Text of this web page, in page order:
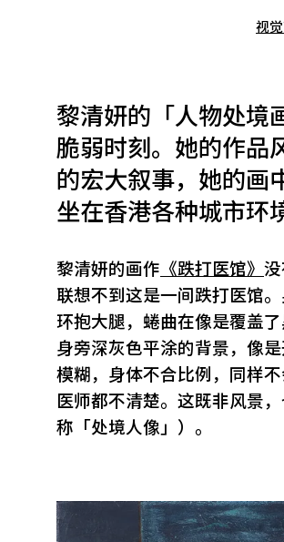
视
黎清妍的「人物处境
脆弱时刻。她的作品
的宏大叙事，她的画
坐在香港各种城市环
黎清妍的画作 《跌打医馆》
联想不到这是一间跌打医馆
环抱大腿，蜷曲在像是覆盖
身旁深灰色平涂的背景，像
模糊，身体不合比例，同样
医师都不清楚。这既非风景
称「处境人像」）。